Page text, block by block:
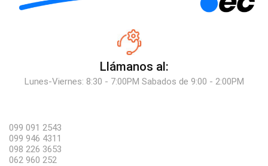
Llámanos al:
Lunes-Viernes: 8:30 - 7:00PM Sabados de 9:00 - 2:00PM
099 091 2543
099 946 4311
098 226 3653
062 960 252